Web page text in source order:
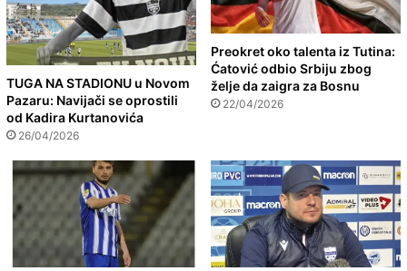
TUGA NA STADIONU u Novom
Pazaru: Navijači se oprostili
od Kadira Kurtanovića
26/04/2026
Preokret oko talenta iz Tutina:
Ćatović odbio Srbiju zbog
želje da zaigra za Bosnu
22/04/2026